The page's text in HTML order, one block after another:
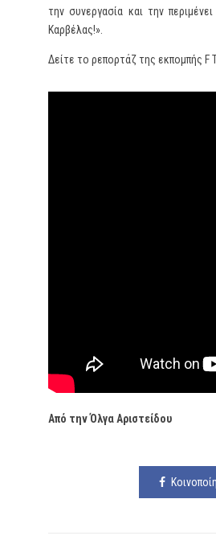
την συνεργασία και την
Καρβέλας!».
Δείτε το ρεπορτάζ της εκπομπής F
Από την Όλγα Αριστείδου